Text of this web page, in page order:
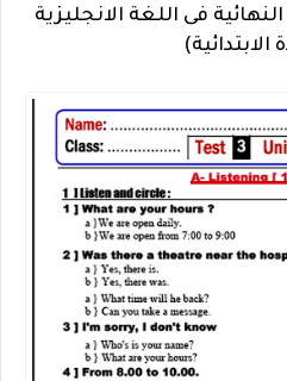
فى اللغة الانجليزية